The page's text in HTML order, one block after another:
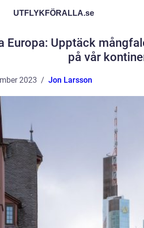
UTFLYKFÖRALLA.se
Europa: Upptäck
på vår
2023 Jon Larsson